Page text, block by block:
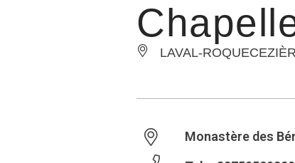
LAVAL-
Monastère des